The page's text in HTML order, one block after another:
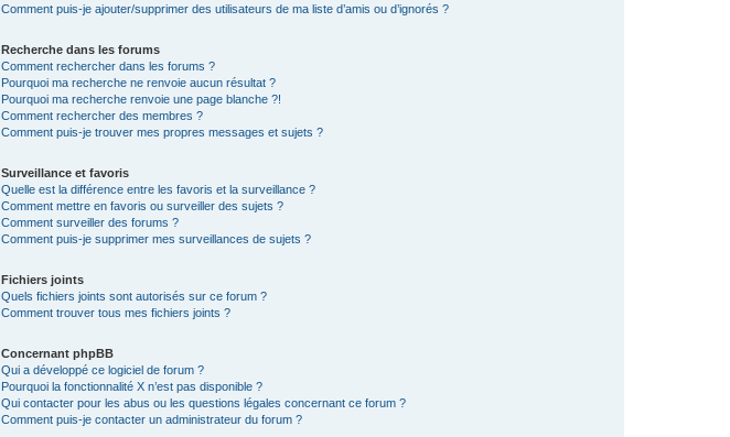
Comment puis-je ajouter/supprimer des utilisateurs de ma liste d’amis ou d’ignorés ?
Recherche dans les forums
Comment rechercher dans les forums ?
Pourquoi ma recherche ne renvoie aucun résultat ?
Pourquoi ma recherche renvoie une page blanche ?!
Comment rechercher des membres ?
Comment puis-je trouver mes propres messages et sujets ?
Surveillance et favoris
Quelle est la différence entre les favoris et la surveillance ?
Comment mettre en favoris ou surveiller des sujets ?
Comment surveiller des forums ?
Comment puis-je supprimer mes surveillances de sujets ?
Fichiers joints
Quels fichiers joints sont autorisés sur ce forum ?
Comment trouver tous mes fichiers joints ?
Concernant phpBB
Qui a développé ce logiciel de forum ?
Pourquoi la fonctionnalité X n’est pas disponible ?
Qui contacter pour les abus ou les questions légales concernant ce forum ?
Comment puis-je contacter un administrateur du forum ?